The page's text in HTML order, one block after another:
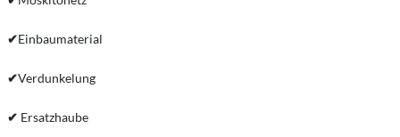
✔Einbaumaterial
✔Verdunkelung
✔ Ersatzhaube